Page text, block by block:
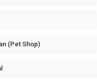
(Pet Shop)